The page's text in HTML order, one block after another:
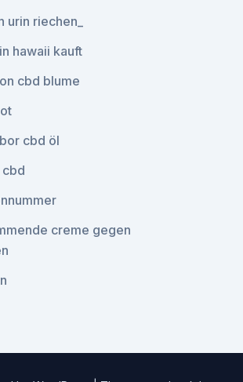
riechen_
hawaii kauft
cbd blume
cbd öl
cbd
creme gegen